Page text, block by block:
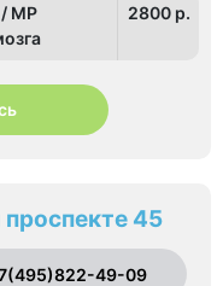
/ МР
2800 p.
45
49-09